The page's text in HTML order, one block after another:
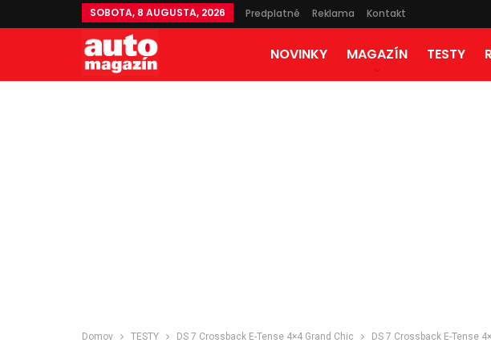
SOBOTA, 8 AUGUSTA, 2026 Predplatné Reklama Kontakt
NOVINKY MAGAZÍN TESTY
Domov TESTY DS 7 Crossback E-Tense 4×4 Grand Chic DS 7 Crossback E-Tense